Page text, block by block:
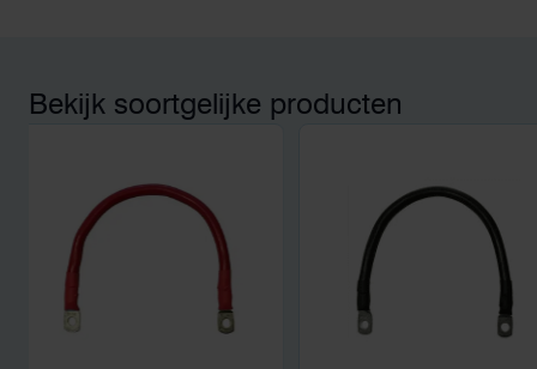
noodstroom voor de
netcongestie.
Bekijk soortgelijke producten